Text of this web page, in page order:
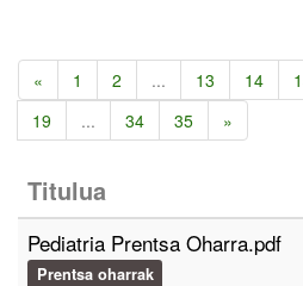
« 1 2 ... 13 14
19
... 34 35 »
Titulua
Pediatria Prentsa Oharra.pdf
Prentsa oharrak